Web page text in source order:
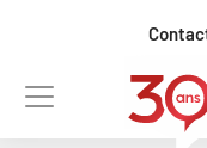
principal